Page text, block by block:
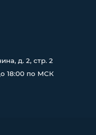
д. 2, стр. 2
18:00 по МСК